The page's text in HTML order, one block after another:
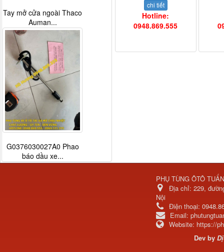
chi tiết
Hotline:
0948.869.555
Tay mở cửa ngoài Thaco
Auman...
G0376030027A0 Phao
báo dầu xe...
PHỤ TÙNG ÔTÔ
Địa chỉ: 229,
Nội
Điện thoại:
Email:
Website: https://
Dev by